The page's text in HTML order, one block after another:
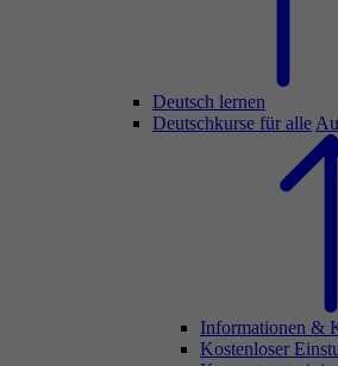
Deutsch lernen
Deutschkurse für alle
Informationen &
Kostenloser